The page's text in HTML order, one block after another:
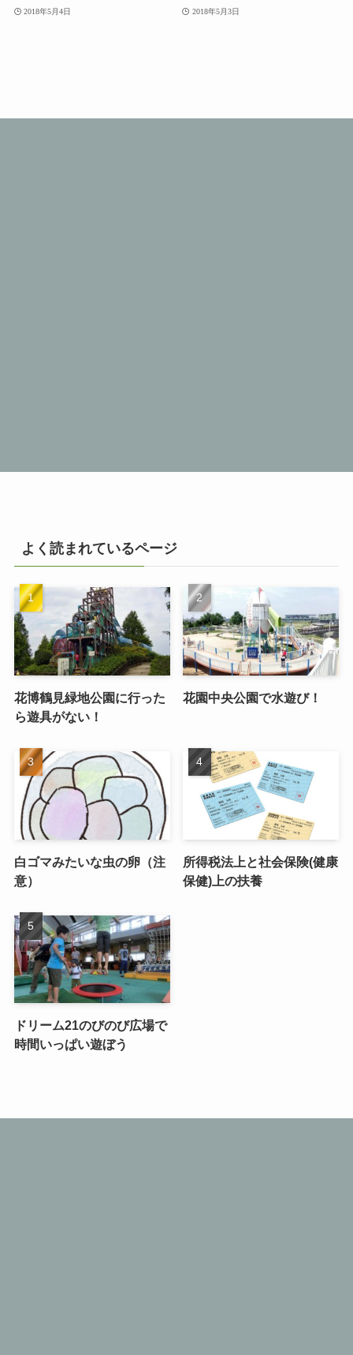
2018年5月4日 2018年5月3日
よく読まれているページ
花博鶴見緑地公園に行った
ら遊具がない！
花園中央公園で水遊び！
白ゴマみたいな虫の卵（注
意）
所得税法上と社会保険(健康
保健)上の扶養
ドリーム21のびのび広場で
時間いっぱい遊ぼう